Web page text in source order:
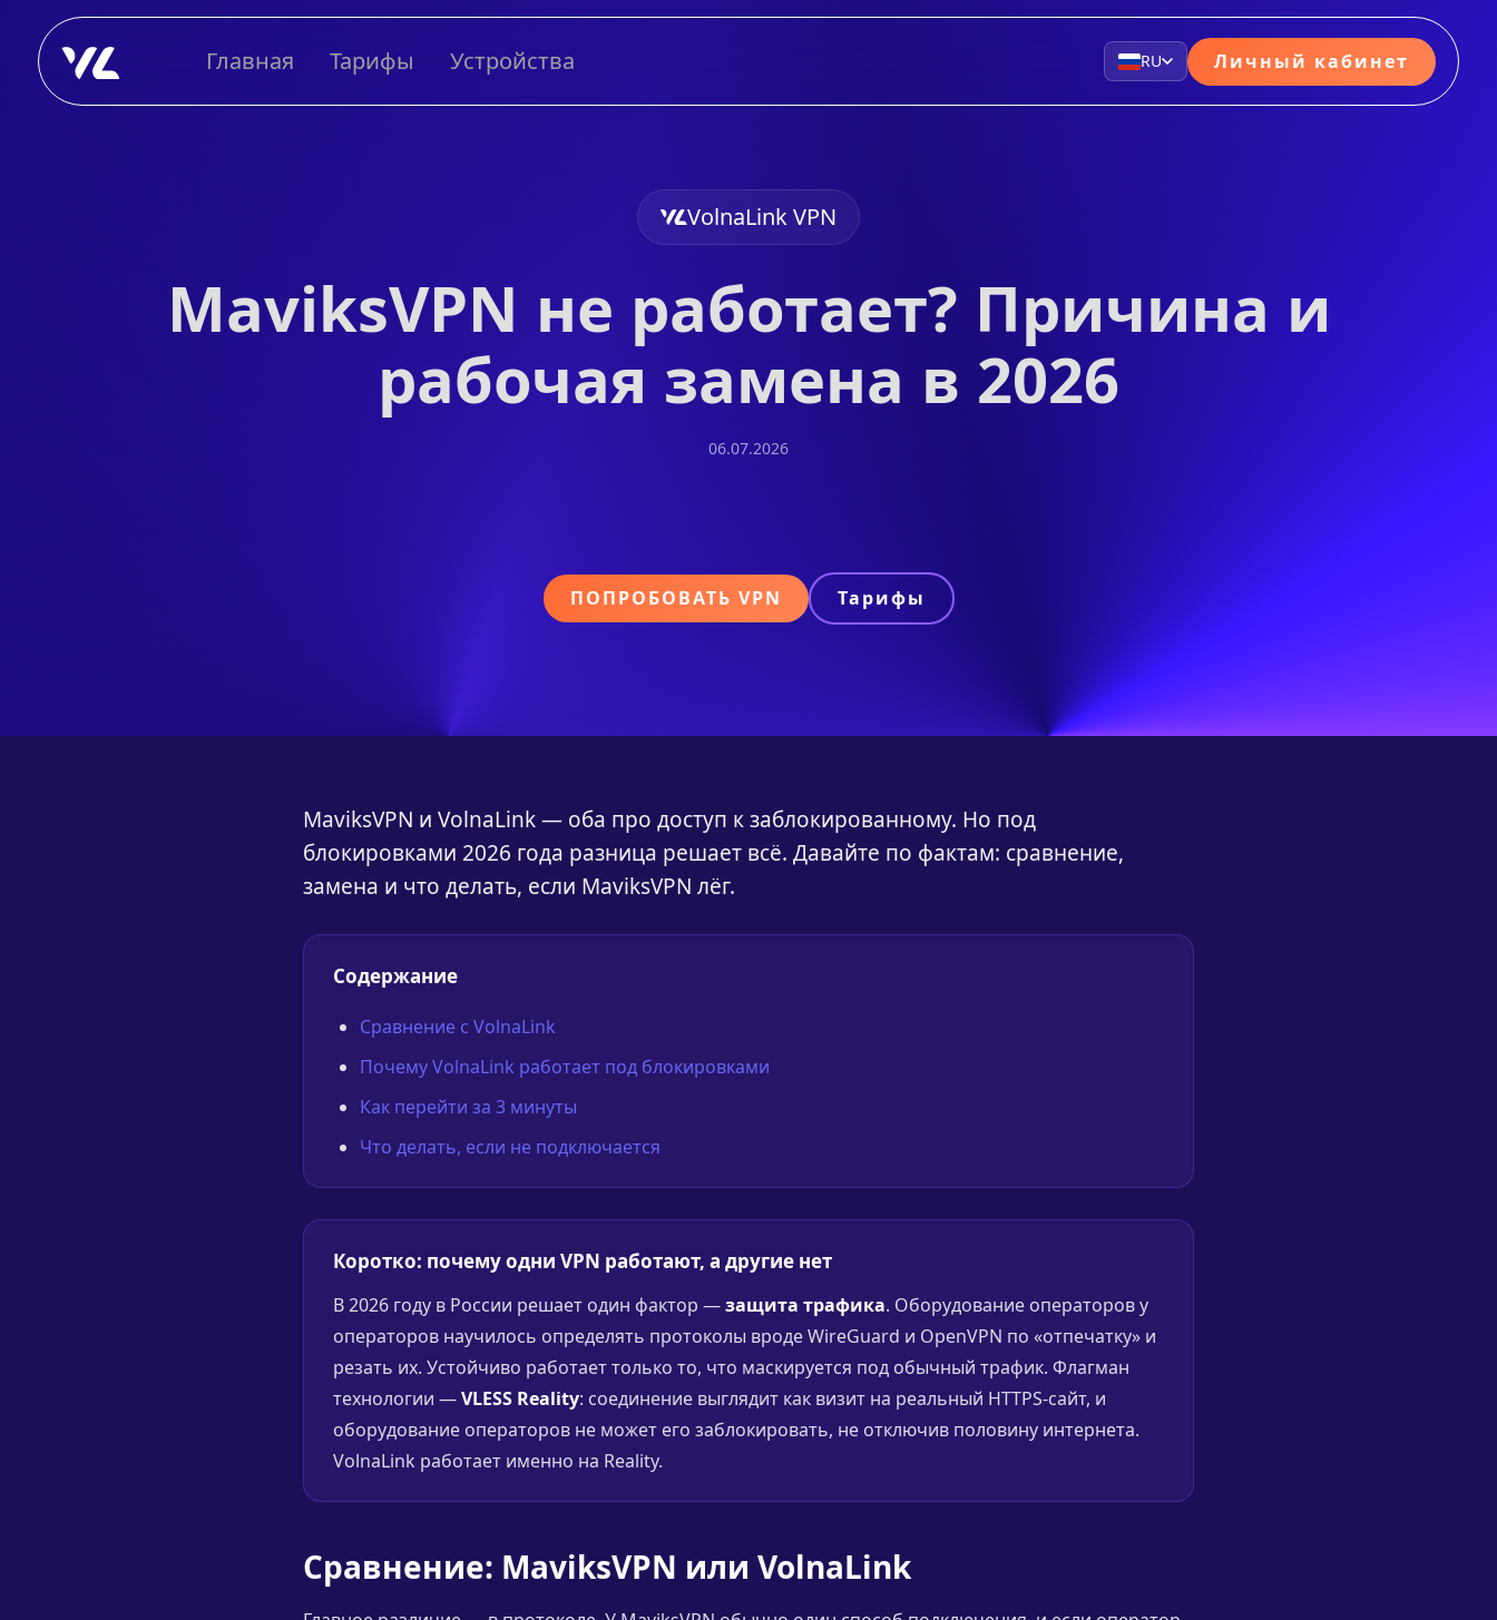
Главная Тарифы Устройства RU Личный кабинет
VolnaLink VPN
MaviksVPN не работает? Причина и
рабочая замена в 2026
06.07.2026
ПОПРОБОВАТЬ VPN Тарифы
MaviksVPN и VolnaLink — оба про доступ к заблокированному. Но под
блокировками 2026 года разница решает всё. Давайте по фактам: сравнение,
замена и что делать, если MaviksVPN лёг.
Содержание
Сравнение с VolnaLink
Почему VolnaLink работает под блокировками
Как перейти за 3 минуты
Что делать, если не подключается
Коротко: почему одни VPN работают, а другие нет
В 2026 году в России решает один фактор —защита трафика. Оборудование операторов у
операторов научилось определять протоколы вроде WireGuard и OpenVPN по «отпечатку» и
резать их. Устойчиво работает только то, что маскируется под обычный трафик. Флагман
технологии —VLESS Reality: соединение выглядит как визит на реальный HTTPS-сайт, и
оборудование операторов не может его заблокировать, не отключив половину интернета.
VolnaLink работает именно на Reality.
Сравнение: MaviksVPN или VolnaLink